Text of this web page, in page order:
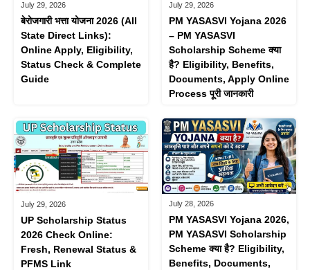
July 29, 2026
बेरोजगारी भत्ता योजना 2026 (All
State Direct Links):
Online Apply, Eligibility,
Status Check & Complete
Guide
July 29, 2026
PM YASASVI Yojana 2026
– PM YASASVI
Scholarship Scheme क्या
है? Eligibility, Benefits,
Documents, Apply Online
Process पूरी जानकारी
July 29, 2026
UP Scholarship Status
2026 Check Online:
Fresh, Renewal Status &
PFMS Link
July 28, 2026
PM YASASVI Yojana 2026,
PM YASASVI Scholarship
Scheme क्या है? Eligibility,
Benefits, Documents,